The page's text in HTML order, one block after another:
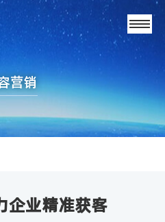
营销
企业精准获客